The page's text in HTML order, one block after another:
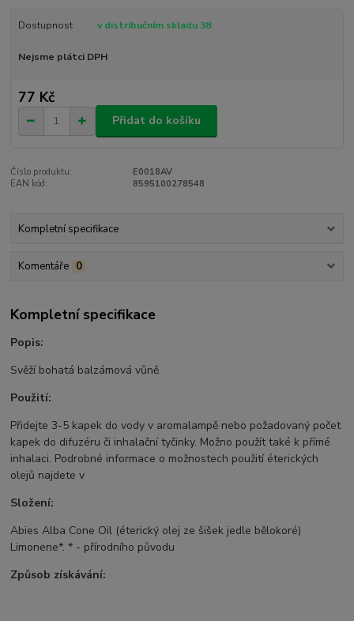
Dostupnost v distribučním skladu 38
Nejsme plátci DPH
77 Kč
Přidat do košíku
Číslo produktu:
E0018AV
EAN kód:
8595100278548
Kompletní specifikace
Komentáře 0
Kompletní specifikace
Popis:
Svěží bohatá balzámová vůně.
Použití:
Přidejte 3-5 kapek do vody v aromalampě nebo požadovaný počet
kapek do difuzéru či inhalační tyčinky. Možno použít také k přímé
inhalaci. Podrobné informace o možnostech použití éterických
olejů najdete v
Složení:
Abies Alba Cone Oil (éterický olej ze šišek jedle bělokoré)
Limonene*. * - přírodního původu
Způsob získávání: